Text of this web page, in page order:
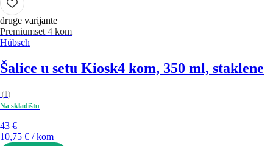
druge varijante
Premiumset 4 kom
Hübsch
Šalice u setu Kiosk4 kom, 350 ml, staklene
(1)
Na skladištu
43 €
10,75 € / kom